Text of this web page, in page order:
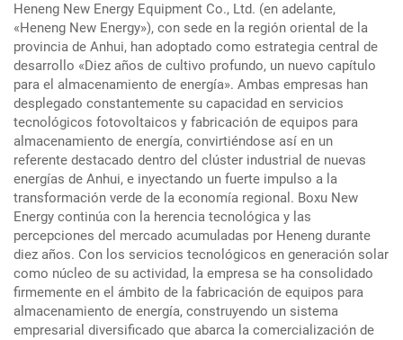
Heneng New Energy Equipment Co., Ltd. (en adelante,
«Heneng New Energy»), con sede en la región oriental de la
provincia de Anhui, han adoptado como estrategia central de
desarrollo «Diez años de cultivo profundo, un nuevo capítulo
para el almacenamiento de energía». Ambas empresas han
desplegado constantemente su capacidad en servicios
tecnológicos fotovoltaicos y fabricación de equipos para
almacenamiento de energía, convirtiéndose así en un
referente destacado dentro del clúster industrial de nuevas
energías de Anhui, e inyectando un fuerte impulso a la
transformación verde de la economía regional. Boxu New
Energy continúa con la herencia tecnológica y las
percepciones del mercado acumuladas por Heneng durante
diez años. Con los servicios tecnológicos en generación solar
como núcleo de su actividad, la empresa se ha consolidado
firmemente en el ámbito de la fabricación de equipos para
almacenamiento de energía, construyendo un sistema
empresarial diversificado que abarca la comercialización de